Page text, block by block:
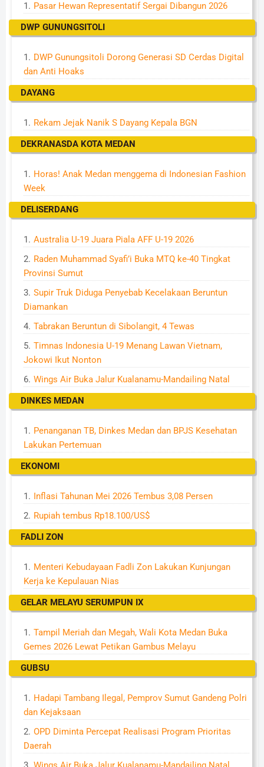
Pasar Hewan Representatif Sergai Dibangun 2026
DWP GUNUNGSITOLI
DWP Gunungsitoli Dorong Generasi SD Cerdas Digital
dan Anti Hoaks
DAYANG
Rekam Jejak Nanik S Dayang Kepala BGN
DEKRANASDA KOTA MEDAN
Horas! Anak Medan menggema di Indonesian Fashion
Week
DELISERDANG
Australia U-19 Juara Piala AFF U-19 2026
Raden Muhammad Syafi’i Buka MTQ ke-40 Tingkat
Provinsi Sumut
Supir Truk Diduga Penyebab Kecelakaan Beruntun
Diamankan
Tabrakan Beruntun di Sibolangit, 4 Tewas
Timnas Indonesia U-19 Menang Lawan Vietnam,
Jokowi Ikut Nonton
Wings Air Buka Jalur Kualanamu-Mandailing Natal
DINKES MEDAN
Penanganan TB, Dinkes Medan dan BPJS Kesehatan
Lakukan Pertemuan
EKONOMI
Inflasi Tahunan Mei 2026 Tembus 3,08 Persen
Rupiah tembus Rp18.100/US$
FADLI ZON
Menteri Kebudayaan Fadli Zon Lakukan Kunjungan
Kerja ke Kepulauan Nias
GELAR MELAYU SERUMPUN IX
Tampil Meriah dan Megah, Wali Kota Medan Buka
Gemes 2026 Lewat Petikan Gambus Melayu
GUBSU
Hadapi Tambang Ilegal, Pemprov Sumut Gandeng Polri
dan Kejaksaan
OPD Diminta Percepat Realisasi Program Prioritas
Daerah